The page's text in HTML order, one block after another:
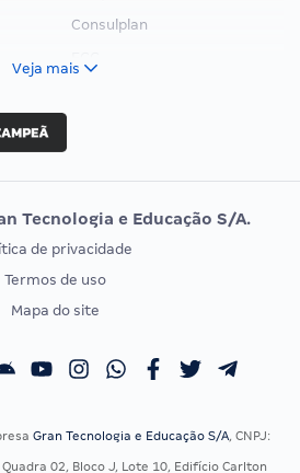
Consulplan
Vunesp
EXAME DE ORDEM
Calendário OAB
Veja mais
Tecnologia e Educação S/A.
de privacidade
Termos de uso
Mapa do site
Gran Tecnologia e Educação S/A, CNPJ:
02, Bloco J, Lote 10, Edifício Carlton